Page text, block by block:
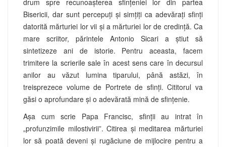
drum spre recunoaşterea sfinţeniei lor din partea
Bisericii, dar sunt percepuţi şi simţiţi ca adevăraţi sfinţi
datorită mărturiei lor vii şi a mărturiei lor de credinţă. Ca
mare scriitor, părintele Antonio Sicari a ştiut să
sintetizeze ani de istorie. Pentru aceasta, facem
trimitere la scrierile sale în acest sens care în decursul
anilor au văzut lumina tiparului, până astăzi, în
treisprezece volume de Portrete de sfinţi. Cititorul va
găsi o aprofundare şi o adevărată mină de sfinţenie.
Aşa cum scrie Papa Francisc, sfinţii au intrat în
„profunzimile milostivirii”. Citirea şi meditarea mărturiei
lor să poată deveni şi rugăciune de mijlocire pentru a